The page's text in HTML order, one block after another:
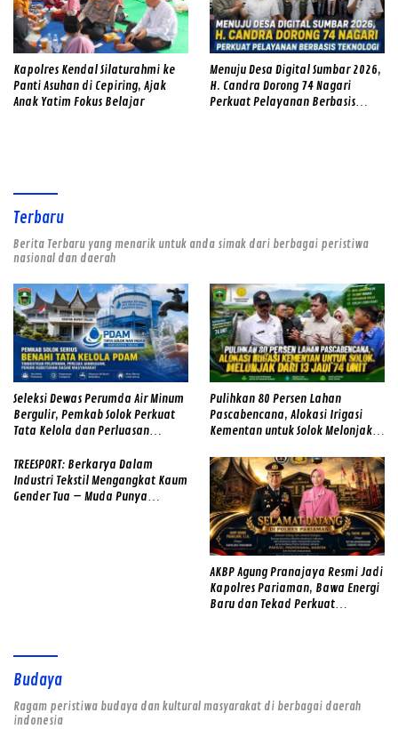
Kapolres Kendal Silaturahmi ke
Panti Asuhan di Cepiring, Ajak
Anak Yatim Fokus Belajar
Menuju Desa Digital Sumbar 2026,
H. Candra Dorong 74 Nagari
Perkuat Pelayanan Berbasis
Terbaru
Berita Terbaru yang menarik untuk anda simak dari berbagai peristiwa
nasional dan daerah
Seleksi Dewas Perumda Air Minum
Bergulir, Pemkab Solok Perkuat
Tata Kelola dan Perluasan
Pulihkan 80 Persen Lahan
Pascabencana, Alokasi Irigasi
Kementan untuk Solok Melonjak
TREESPORT: Berkarya Dalam
Industri Tekstil Mengangkat Kaum
Gender Tua – Muda Punya
AKBP Agung Pranajaya Resmi Jadi
Kapolres Pariaman, Bawa Energi
Baru dan Tekad Perkuat
Budaya
Ragam peristiwa budaya dan kultural masyarakat di berbagai daerah
indonesia